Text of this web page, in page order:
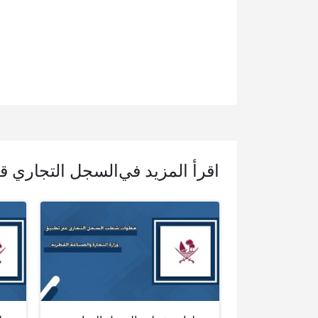
اقرأ المزيد في السجل التجاري